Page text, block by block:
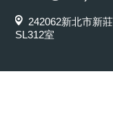
242062新北市新
SL312室